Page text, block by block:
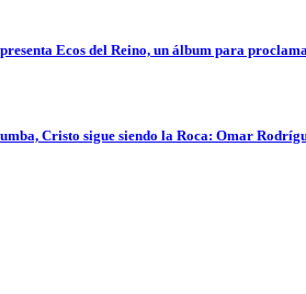
Ecos del Reino, un álbum para
Cristo sigue siendo la Roca: Omar